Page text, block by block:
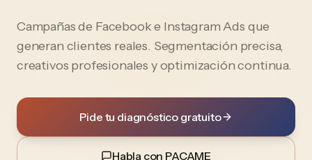
Campañas de Facebook e Instagram Ads que
generan clientes reales. Segmentación precisa,
creativos profesionales y optimización continua.
Pide tu diagnóstico gratuito
Habla con PACAME